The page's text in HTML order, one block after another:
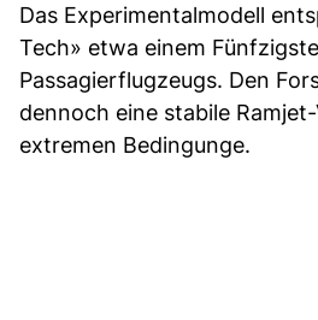
Das Experimentalmodell
Tech» etwa einem
Passagierflugzeugs. Den
dennoch eine stabile
extremen Bedingunge.